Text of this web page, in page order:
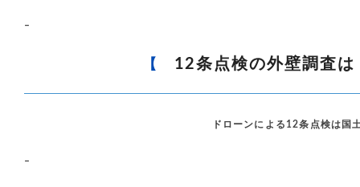
–
【 12条点検の外壁調査
ドローンによる12条点検は国
–